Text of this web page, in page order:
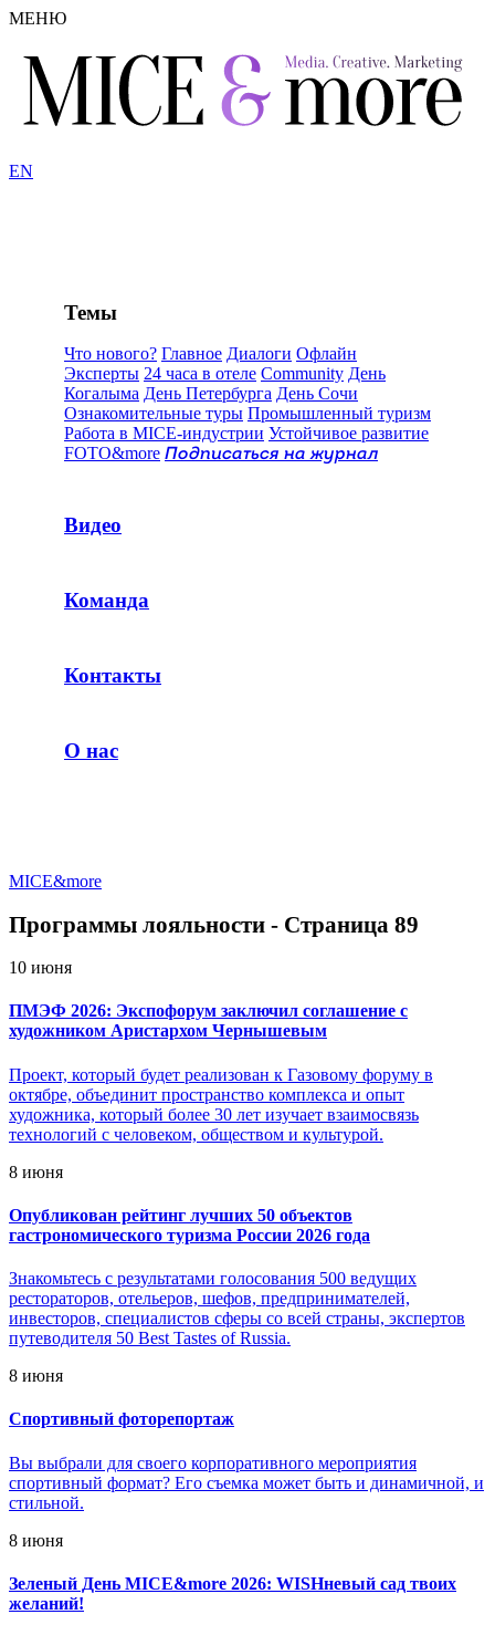
МЕНЮ
EN
Темы
Что нового? Главное Диалоги Офлайн
Эксперты 24 часа в отеле Community День
Когалыма День Петербурга День Сочи
Ознакомительные туры Промышленный туризм
Работа в MICE-индустрии Устойчивое развитие
FOTO&more Подписаться на журнал
Видео
Команда
Контакты
О нас
MICE&more
Программы лояльности - Страница 89
10 июня
ПМЭФ 2026: Экспофорум заключил соглашение с
художником Аристархом Чернышевым
Проект, который будет реализован к Газовому форуму в
октябре, объединит пространство комплекса и опыт
художника, который более 30 лет изучает взаимосвязь
технологий с человеком, обществом и культурой.
8 июня
Опубликован рейтинг лучших 50 объектов
гастрономического туризма России 2026 года
Знакомьтесь с результатами голосования 500 ведущих
рестораторов, отельеров, шефов, предпринимателей,
инвесторов, специалистов сферы со всей страны, экспертов
путеводителя 50 Best Tastes of Russia.
8 июня
Спортивный фоторепортаж
Вы выбрали для своего корпоративного мероприятия
спортивный формат? Его съемка может быть и динамичной, и
стильной.
8 июня
Зеленый День MICE&more 2026: WISHневый сад твоих
желаний!